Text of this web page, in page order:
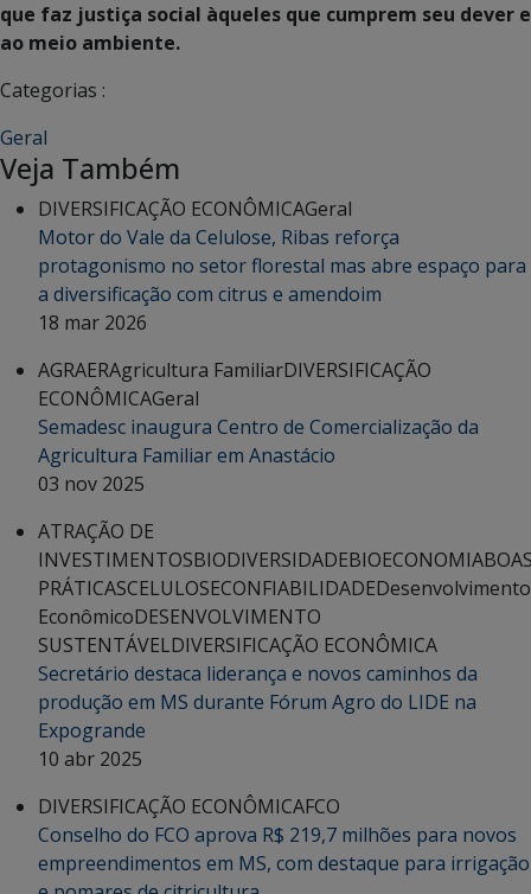
que faz justiça social àqueles que cumprem seu dever e
ao meio ambiente.
Categorias :
Geral
Veja Também
DIVERSIFICAÇÃO ECONÔMICAGeral
Motor do Vale da Celulose, Ribas reforça
protagonismo no setor florestal mas abre espaço para
a diversificação com citrus e amendoim
18 mar 2026
AGRAERAgricultura FamiliarDIVERSIFICAÇÃO
ECONÔMICAGeral
Semadesc inaugura Centro de Comercialização da
Agricultura Familiar em Anastácio
03 nov 2025
ATRAÇÃO DE
INVESTIMENTOSBIODIVERSIDADEBIOECONOMIA
PRÁTICASCELULOSECONFIABILIDADEDesenvolvimento
EconômicoDESENVOLVIMENTO
SUSTENTÁVELDIVERSIFICAÇÃO ECONÔMICA
Secretário destaca liderança e novos caminhos da
produção em MS durante Fórum Agro do LIDE na
Expogrande
10 abr 2025
DIVERSIFICAÇÃO ECONÔMICAFCO
Conselho do FCO aprova R$ 219,7 milhões para novos
empreendimentos em MS, com destaque para irrigação